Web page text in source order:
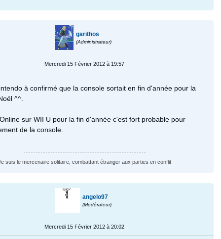
garithos
(Administrateur)
Mercredi 15 Février 2012 à 19:57
à confirmé que la console sortait en fin d'année pour la
^^.
sur WII U pour la fin d'année c'est fort probable pour
de la console.
suis le mercenaire solitaire, combattant étranger aux parties en conflit
angelo97
(Modérateur)
Mercredi 15 Février 2012 à 20:02